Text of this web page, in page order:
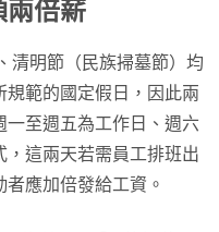
兩倍薪
清明節（民族掃墓節）均
規範的國定假日，因此兩
一至週五為工作日、週六
這兩天若需員工排班出
應加倍發給工資。